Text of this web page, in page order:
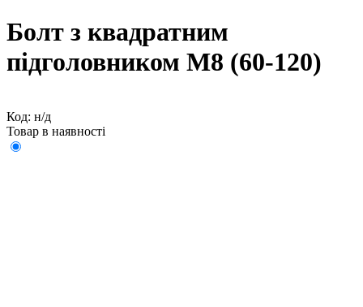
Болт з квадратним
підголовником М8 (60-120)
Код: н/д
Товар в наявності